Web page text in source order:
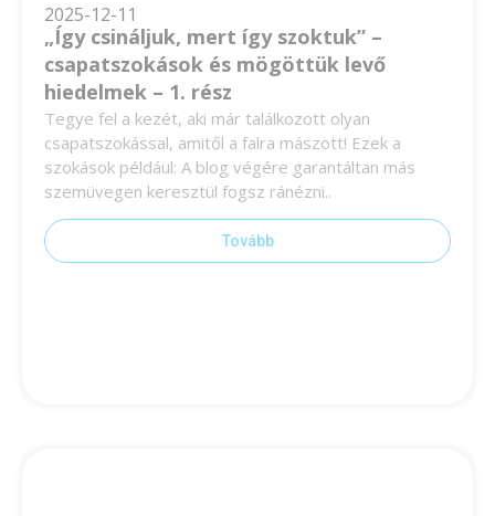
2025-12-11
„Így csináljuk, mert így szoktuk” –
csapatszokások és mögöttük levő
hiedelmek – 1. rész
Tegye fel a kezét, aki már találkozott olyan
csapatszokással, amitől a falra mászott! Ezek a
szokások például: A blog végére garantáltan más
szemüvegen keresztül fogsz ránézni..
Tovább